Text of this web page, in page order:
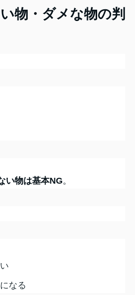
物・ダメな物の判
い物は基本NG。
なる